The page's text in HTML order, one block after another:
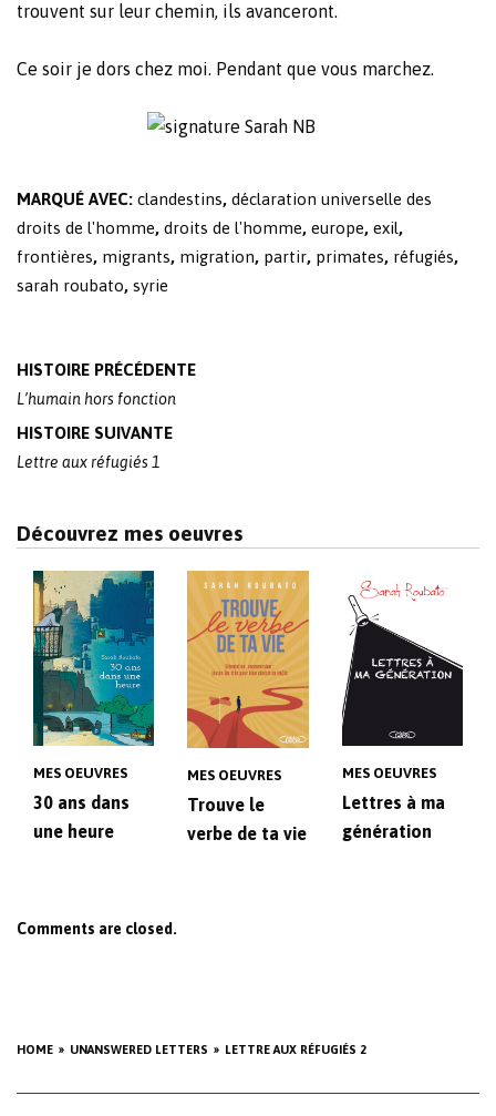
HOME UNANSWERED LETTERS LETTRE AUX RÉFUGIÉS 2
trouvent sur leur chemin, ils avanceront.
Ce soir je dors chez moi. Pendant que vous marchez.
MARQUÉ AVEC: clandestins, déclaration universelle des
droits de l'homme, droits de l'homme, europe, exil,
frontières, migrants, migration, partir, primates, réfugiés,
sarah roubato, syrie
Post
navigation
HISTOIRE PRÉCÉDENTE
L’humain hors fonction
HISTOIRE SUIVANTE
Lettre aux réfugiés 1
Découvrez mes oeuvres
MES OEUVRES
30 ans dans
une heure
MES OEUVRES
Trouve le
verbe de ta vie
MES OEUVRES
Lettres à ma
génération
Comments are closed.